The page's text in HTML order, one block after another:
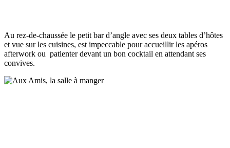
Au rez-de-chaussée le petit bar d’angle avec ses deux tables d’hôtes
et vue sur les cuisines, est impeccable pour accueillir les apéros
afterwork ou patienter devant un bon cocktail en attendant ses
convives.